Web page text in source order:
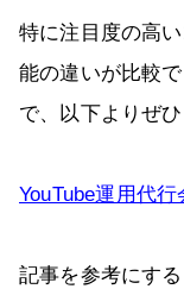
特に注目度の高
能の違いが比較
で、以下よりぜ
YouTube運用代
記事を参考にす